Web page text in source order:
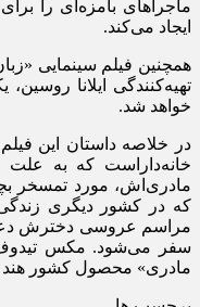
ماجراهای بامزه‌ای را
ایجاد می‌کند.
همچنین فیلم سینمایی
خواهد شد.
در خلاصه داستان این
خانه‌داراست که به علت
مادری‌اش، مورد تمسخر
که در کشور دیگری
مراسم عروسی دخترش
سفر می‌شود. مکس تیدوف و
مادری» محصول کشور هند